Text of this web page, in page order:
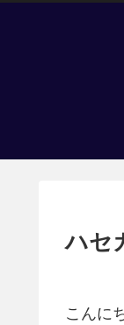
ハセ
こんに